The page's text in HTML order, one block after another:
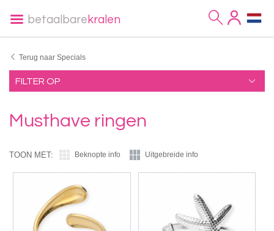
betaalbare kralen
Terug naar Specials
FILTER OP
Musthave ringen
TOON MET: Beknopte info Uitgebreide info